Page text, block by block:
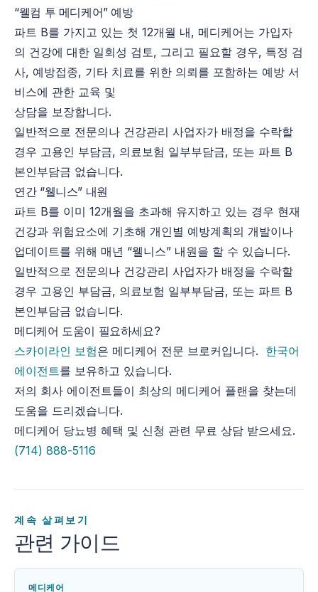
“웰컴 투 메디케어” 예방
파트 B를 가지고 있는 첫 12개월 내, 메디케어는 가입자
의 건강에 대한 일회성 검토, 그리고 필요할 경우, 특정 검
사, 예방접종, 기타 치료를 위한 의뢰를 포함하는 예방 서
비스에 관한 교육 및
상담을 보장합니다.
일반적으로 전문의나 건강관리 사업자가 배정을 수락할
경우 고용인 부담금, 의료보험 일부부담금, 또는 파트 B
본인부담금 없습니다.
연간 “웰니스” 내원
파트 B를 이미 12개월을 초과해 유지하고 있는 경우 현재
건강과 위험요소에 기초해 개인별 예방계획의 개발이나
업데이트를 위해 매년 “웰니스” 내원을 할 수 있습니다.
일반적으로 전문의나 건강관리 사업자가 배정을 수락할
경우 고용인 부담금, 의료보험 일부부담금, 또는 파트 B
본인부담금 없습니다.
메디케어 도움이 필요하세요?
스카이라인 보험은 메디케어 전문 브로커입니다. 한국어
에이전트를 보유하고 있습니다.
저의 회사 에이전트들이 최상의 메디케어 플랜을 찾는데
도움을 드리겠습니다.
메디케어 당뇨병 혜택 및 신청 관련 무료 상담 받으세요.
(714) 888-5116
계속 살펴보기
관련 가이드
메디케어